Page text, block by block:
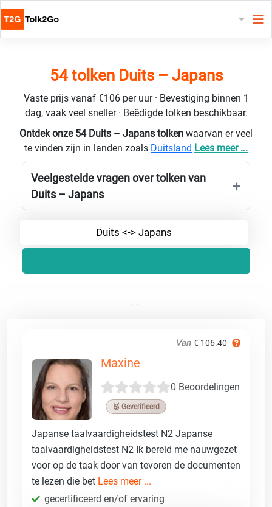
54 tolken Duits – Japans
Vaste prijs vanaf €106 per uur · Bevestiging binnen 1
dag, vaak veel sneller · Beëdigde tolken beschikbaar.
Ontdek onze 54 Duits – Japans tolken waarvan er veel
te vinden zijn in landen zoals Duitsland Lees meer ...
Veelgestelde vragen over tolken van
Duits – Japans
Duits <-> Japans
Van € 106.40
Maxine
0 Beoordelingen
🥉 Geverifieerd
Japanse taalvaardigheidstest N2 Japanse
taalvaardigheidstest N2 Ik bereid me nauwgezet
voor op de taak door van tevoren de documenten
te lezen die bet Lees meer ...
gecertificeerd en/of ervaring